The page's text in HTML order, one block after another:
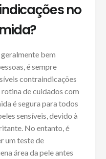
no
bem
é sempre
contraindicações
de cuidados com
é segura para todos
sensíveis, devido à
No entanto, é
um teste de
área da pele antes